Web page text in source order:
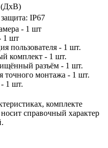
(ДхВ)
IP67
- 1 шт
1 шт
пользователя - 1 шт.
комплект - 1 шт.
разъём - 1 шт.
точного монтажа - 1 шт.
1 шт.
комплекте
справочный характер